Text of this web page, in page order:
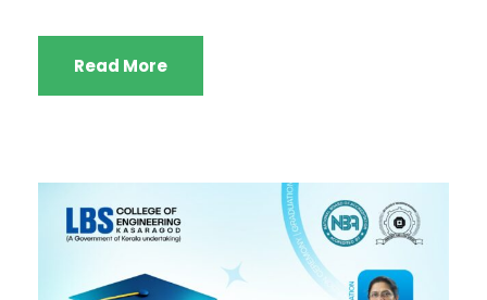
Read More